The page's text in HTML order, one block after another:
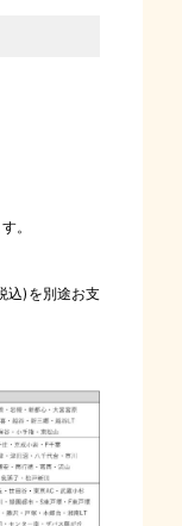
。
込)を別途お支